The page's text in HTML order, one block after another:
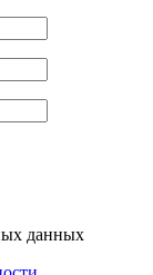
данных